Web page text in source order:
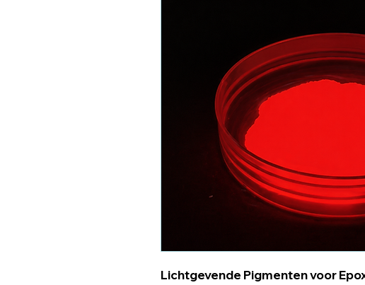
Lichtgevende Pigmenten voor